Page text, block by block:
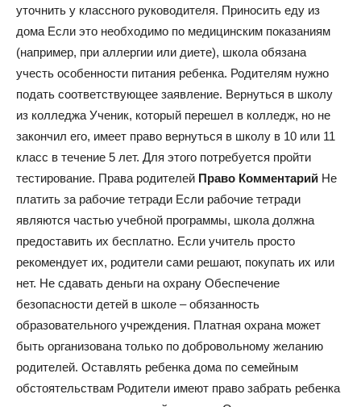
уточнить у классного руководителя. Приносить еду из
дома Если это необходимо по медицинским показаниям
(например, при аллергии или диете), школа обязана
учесть особенности питания ребенка. Родителям нужно
подать соответствующее заявление. Вернуться в школу
из колледжа Ученик, который перешел в колледж, но не
закончил его, имеет право вернуться в школу в 10 или 11
класс в течение 5 лет. Для этого потребуется пройти
тестирование. Права родителей Право Комментарий Не
платить за рабочие тетради Если рабочие тетради
являются частью учебной программы, школа должна
предоставить их бесплатно. Если учитель просто
рекомендует их, родители сами решают, покупать их или
нет. Не сдавать деньги на охрану Обеспечение
безопасности детей в школе – обязанность
образовательного учреждения. Платная охрана может
быть организована только по добровольному желанию
родителей. Оставлять ребенка дома по семейным
обстоятельствам Родители имеют право забрать ребенка